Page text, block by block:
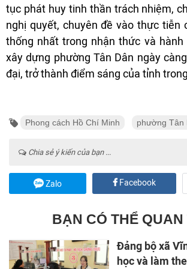
tục phát huy tinh thần trách nhiệm,
nghị quyết, chuyên đề vào thực tiễn
thống nhất trong nhận thức và hành
xây dựng phường Tân Dân ngày
đại, trở thành điểm sáng của tỉnh
Phong cách Hồ Chí Minh phường Tân
Chia sẻ ý kiến của bạn ...
Zalo Facebook
BẠN CÓ THỂ QUAN
Đảng bộ xã
học và làm